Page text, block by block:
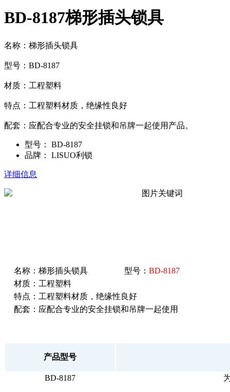
BD-8187梯形插头锁具
名称：梯形插头锁具
型号：BD-8187
材质：工程塑料
特点：工程塑料材质，绝缘性良好
配套：应配合专业的安全挂锁和吊牌一起使用产品。
型号：
BD-8187
品牌：
LISUO利锁
详细信息
名称：梯形插头锁具 型号： BD-8187
材质：工程塑料
特点：工程塑料材质，绝缘性良好
配套：应配合专业的安全挂锁和吊牌一起使用
产品型号
BD-8187